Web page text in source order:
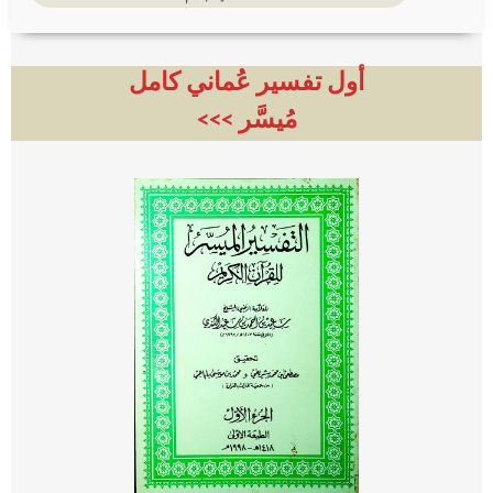
أول تفسير عُماني كامل
مُيسَّر >>>